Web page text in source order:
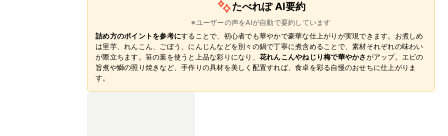
たべれぽ AI要約
※ユーザーの声をAIが自動で要約しています
詰め方のポイントを参考にすることで、初心者でも華やかで豪華な仕上がりが実現できます。お煮しめ
は里芋、れんこん、ごぼう、にんじんなどを別々の鍋で丁寧に煮含めることで、素材それぞれの味わい
が際立ちます。笹の葉を使うと上品な彩りになり、 花れんこんやねじり梅で華やかさがアップ。エビの
旨煮や鰤の照り焼きなど、手作りの具材を美しく配置すれば、食卓を彩る自慢のおせちに仕上がりま
す。